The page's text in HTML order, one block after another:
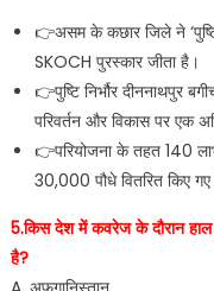
👉असम के कछार जिले ने ‘पुष्टि
SKOCH पुरस्कार जीता है।
👉पुष्टि निर्भौर दीननाथपुर
परिवर्तन और विकास पर एक
👉परियोजना के तहत 140
30,000 पौधे वितरित किए
5.किस देश में कवरेज के दौरान हाल
है?